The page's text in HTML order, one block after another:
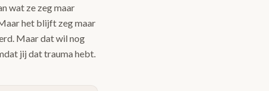
wat ze zeg maar
het blijft zeg maar
Maar dat wil nog
jij dat trauma hebt.